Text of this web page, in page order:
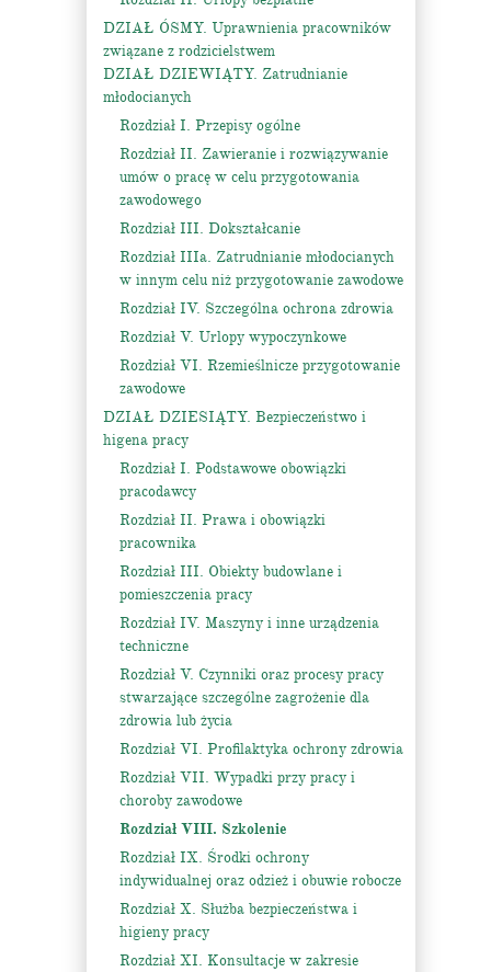
DZIAŁ ÓSMY. Uprawnienia pracowników
związane z rodzicielstwem
DZIAŁ DZIEWIĄTY. Zatrudnianie
młodocianych
Rozdział I. Przepisy ogólne
Rozdział II. Zawieranie i rozwiązywanie
umów o pracę w celu przygotowania
zawodowego
Rozdział III. Dokształcanie
Rozdział IIIa. Zatrudnianie młodocianych
w innym celu niż przygotowanie zawodowe
Rozdział IV. Szczególna ochrona zdrowia
Rozdział V. Urlopy wypoczynkowe
Rozdział VI. Rzemieślnicze przygotowanie
zawodowe
DZIAŁ DZIESIĄTY. Bezpieczeństwo i
higena pracy
Rozdział I. Podstawowe obowiązki
pracodawcy
Rozdział II. Prawa i obowiązki
pracownika
Rozdział III. Obiekty budowlane i
pomieszczenia pracy
Rozdział IV. Maszyny i inne urządzenia
techniczne
Rozdział V. Czynniki oraz procesy pracy
stwarzające szczególne zagrożenie dla
zdrowia lub życia
Rozdział VI. Profilaktyka ochrony zdrowia
Rozdział VII. Wypadki przy pracy i
choroby zawodowe
Rozdział VIII. Szkolenie
Rozdział IX. Środki ochrony
indywidualnej oraz odzież i obuwie robocze
Rozdział X. Służba bezpieczeństwa i
higieny pracy
Rozdział XI. Konsultacje w zakresie